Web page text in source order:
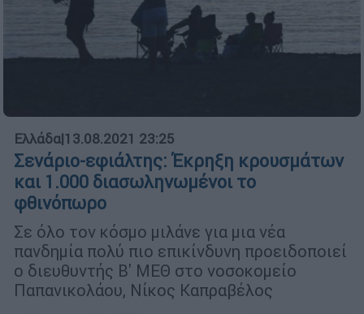
Ελλάδα|13.08.2021 23:25
Σενάριο-εφιάλτης: Έκρηξη κρουσμάτων
και 1.000 διασωληνωμένοι το
φθινόπωρο
Σε όλο τον κόσμο μιλάνε για μια νέα
πανδημία πολύ πιο επικίνδυνη προειδοποιεί
ο διευθυντής Β' ΜΕΘ στο νοσοκομείο
Παπανικολάου, Νίκος Καπραβέλος